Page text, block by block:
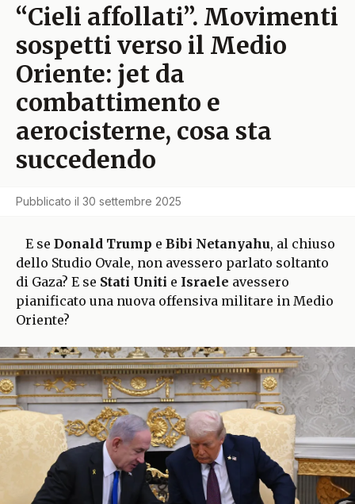
“Cieli affollati”. Movimenti
sospetti verso il Medio
Oriente: jet da
combattimento e
aerocisterne, cosa sta
succedendo
Pubblicato il 30 settembre 2025
E se Donald Trump e Bibi Netanyahu, al chiuso
dello Studio Ovale, non avessero parlato soltanto
di Gaza? E se Stati Uniti e Israele avessero
pianificato una nuova offensiva militare in Medio
Oriente?